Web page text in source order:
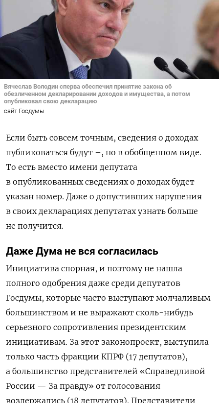
Вячеслав Володин сперва обеспечил принятие закона об
обезличенном декларировании доходов и имущества, а потом
опубликовал свою декларацию
сайт Госдумы
Если быть совсем точным, сведения о доходах
публиковаться будут –, но в обобщенном виде.
То есть вместо имени депутата
в опубликованных сведениях о доходах будет
указан номер. Даже о допустивших нарушения
в своих декларациях депутатах узнать больше
не получится.
Даже Дума не вся согласилась
Инициатива спорная, и поэтому не нашла
полного одобрения даже среди депутатов
Госдумы, которые часто выступают молчаливым
большинством и не выражают сколь-нибудь
серьезного сопротивления президентским
инициативам. За этот законопроект, выступила
только часть фракции КПРФ (17 депутатов),
а большинство представителей «Справедливой
России — За правду» от голосования
воздержались (18 депутатов). Представители